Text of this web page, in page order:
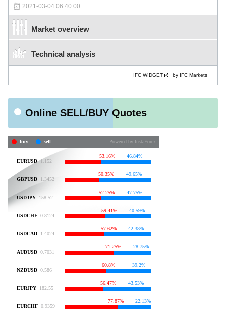
2021-03-04 06:40:00
Market overview
Technical analysis
IFC WIDGET by IFC Markets
Online SELL/BUY Quotes